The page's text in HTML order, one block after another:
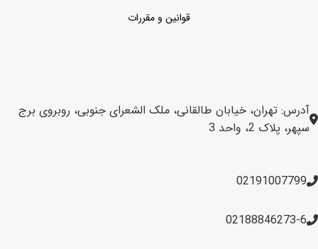
قوانین و مقررات
آدرس: تهران، خیابان طالقانی، ملک الشعرای جنوبی، روبروی برج
سپهر، پلاک 2، واحد 3
02191007799
02188846273-6